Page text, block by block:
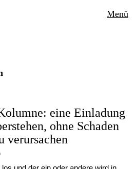
Menü
eine Einladung
ohne Schaden
verursachen